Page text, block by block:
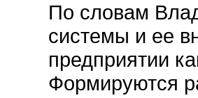
По словам
системы и ее
предприятии
Формируются